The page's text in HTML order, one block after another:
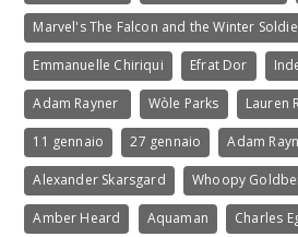
Marvel's The Falcon and the Winter
Emmanuelle Chiriqui Efrat Dor
Adam Rayner Wòle Parks Lauren
11 gennaio 27 gennaio Adam
Alexander Skarsgard Whoopy
Amber Heard Aquaman Charles